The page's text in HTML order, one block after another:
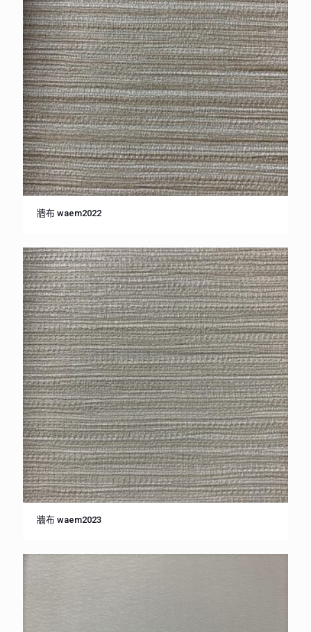
牆布 waem2022
牆布 waem2023